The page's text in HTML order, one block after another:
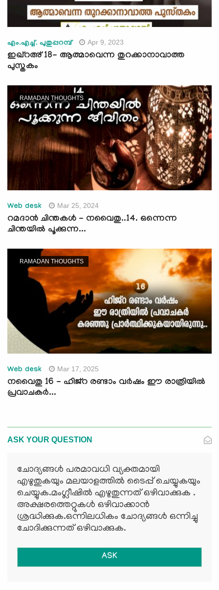
എം.എച്ച്. പുതുപ്പറമ്പ് Apr 9, 2023
ഇഖ്റഅ് 18- ആത്മാവെന്ന തുറക്കാനാവാത്ത
പുസ്തകം
RAMADAN THOUGHTS
Web desk Mar 25, 2024
റമദാന്‍ ചിന്തകള്‍ - നവൈതു..14. ഒന്നെന്ന
ചിന്തയില്‍ പൂക്കുന്ന...
RAMADAN THOUGHTS
Web desk Mar 17, 2025
നവൈതു 16 - ഹിജ്റ രണ്ടാം വര്‍ഷം ഈ രാത്രിയില്‍
പ്രവാചകര്‍...
ASK YOUR QUESTION
ചോദ്യങ്ങള്‍ പരമാവധി വ്യക്തമായി
എഴുതുകയും മലയാളത്തില്‍ ടൈപ്പ് ചെയ്യുകയും
ചെയ്യുക.മംഗ്ലീഷില്‍ എഴുതുന്നത് ഒഴിവാക്കുക .
അക്ഷരത്തെറ്റുകള്‍ ഒഴിവാക്കാന്‍
ശ്രദ്ധിക്കുക.ഒന്നിലധികം ചോദ്യങ്ങള്‍ ഒന്നിച്ചു
ചോദിക്കുന്നത് ഒഴിവാക്കുക.
ASK